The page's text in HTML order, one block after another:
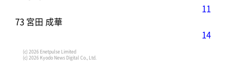
11
73 宮田 成華
14
(c) 2026 Enetpulse Limited
(c) 2026 Kyodo News Digital Co., Ltd.